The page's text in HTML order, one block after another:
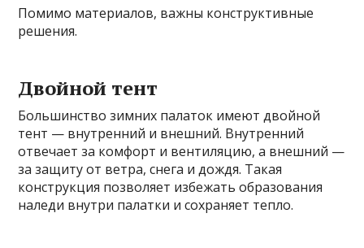
Помимо материалов, важны конструктивные
решения.
Двойной тент
Большинство зимних палаток имеют двойной
тент — внутренний и внешний. Внутренний
отвечает за комфорт и вентиляцию, а внешний —
за защиту от ветра, снега и дождя. Такая
конструкция позволяет избежать образования
наледи внутри палатки и сохраняет тепло.